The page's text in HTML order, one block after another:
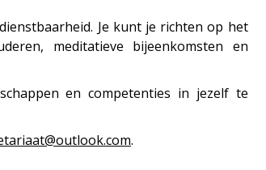
Je kunt je richten op het
meditatieve bijeenkomsten en
en competenties in jezelf te
.